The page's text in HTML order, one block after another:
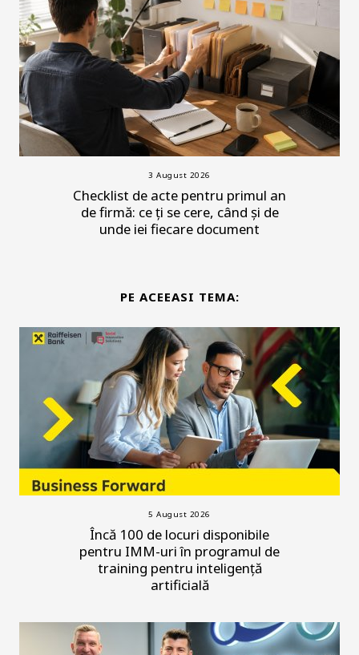
3 August 2026
Checklist de acte pentru primul an
de firmă: ce ți se cere, când și de
unde iei fiecare document
PE ACEEASI TEMA:
5 August 2026
Încă 100 de locuri disponibile
pentru IMM-uri în programul de
training pentru inteligență
artificială